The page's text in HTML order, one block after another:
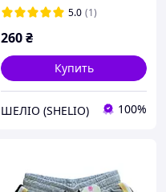
5.0 (1)
260₴
Купить
ШЕЛІО (SHELIO) 100%